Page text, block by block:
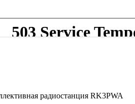
радиостанция RK3PWA